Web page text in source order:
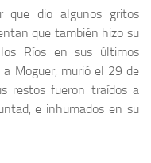
que dio algunos gritos
que también hizo su
Ríos en sus últimos
Moguer, murió el 29 de
restos fueron traídos a
e inhumados en su